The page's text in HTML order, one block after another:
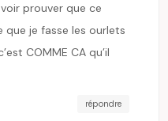
prouver que ce
que je fasse les ourlets
COMME CA qu’il
répondre